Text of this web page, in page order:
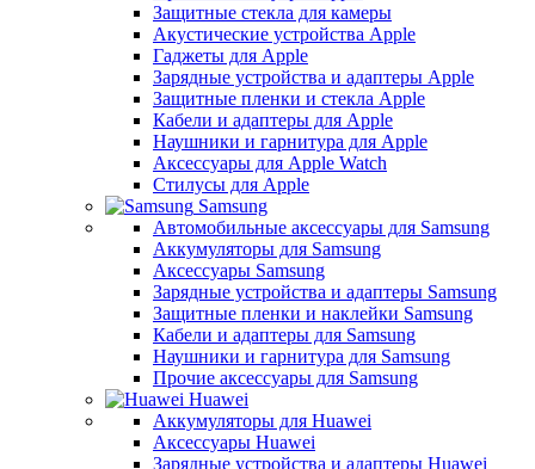
Защитные стекла для камеры
Акустические устройства Apple
Гаджеты для Apple
Зарядные устройства и адаптеры Apple
Защитные пленки и стекла Apple
Кабели и адаптеры для Apple
Наушники и гарнитура для Apple
Аксессуары для Apple Watch
Стилусы для Apple
Samsung
Автомобильные аксессуары для Samsung
Аккумуляторы для Samsung
Аксессуары Samsung
Зарядные устройства и адаптеры Samsung
Защитные пленки и наклейки Samsung
Кабели и адаптеры для Samsung
Наушники и гарнитура для Samsung
Прочие аксессуары для Samsung
Huawei
Аккумуляторы для Huawei
Аксессуары Huawei
Зарядные устройства и адаптеры Huawei